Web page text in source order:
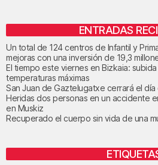
ENTRADAS
Un total de 124 centros de Infantil y
mejoras con una inversión de 19,3
El tiempo este viernes en Bizkaia:
temperaturas máximas
San Juan de Gaztelugatxe cerrará el
Heridas dos personas en un accidente
en Muskiz
Recuperado el cuerpo sin vida de una